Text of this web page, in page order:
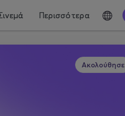
Περισσότερα
Ακολούθησε